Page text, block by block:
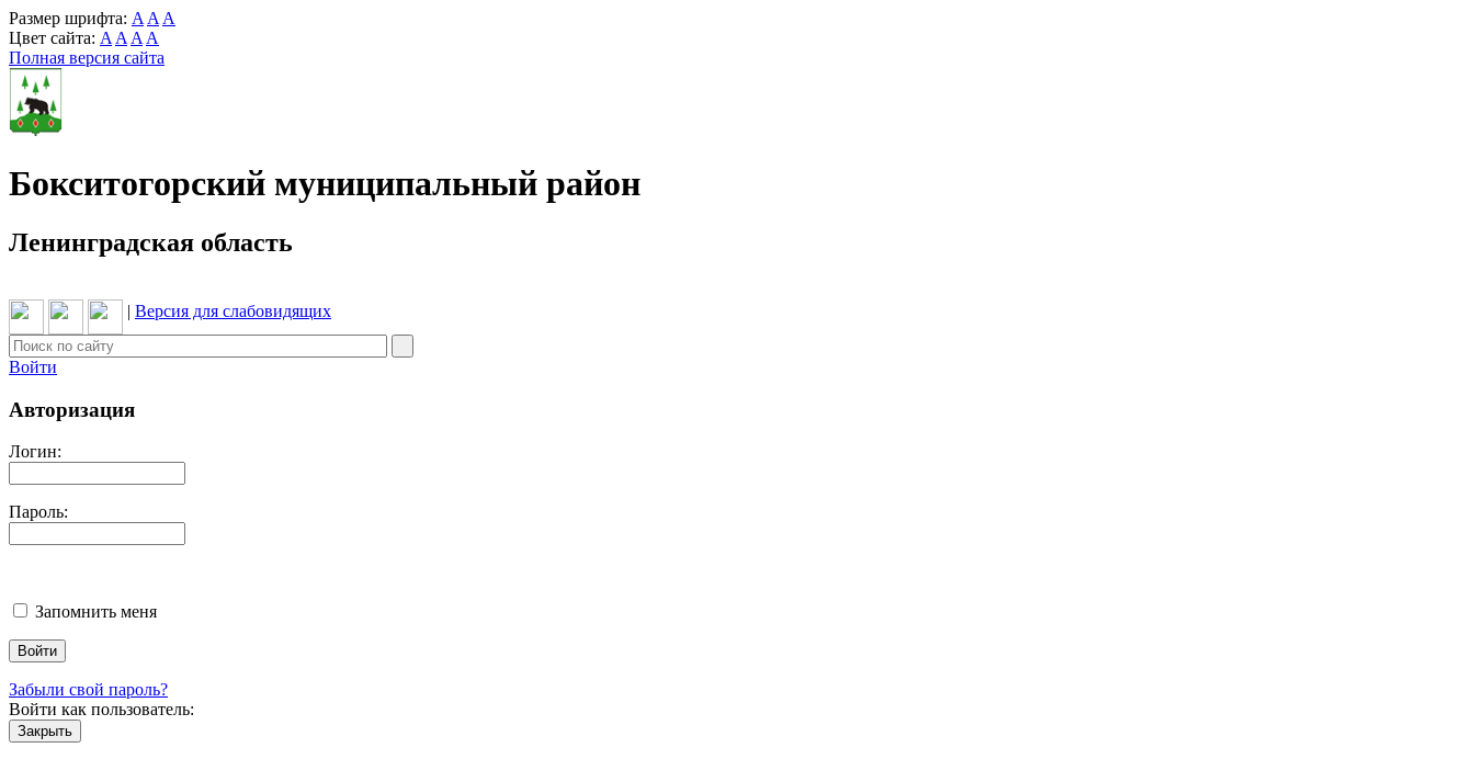
Размер шрифта: A A A
Цвет сайта: A A A A
Полная версия сайта
Бокситогорский муниципальный район
Ленинградская область
| Версия для слабовидящих
Войти
Авторизация
Логин:
Пароль:
Запомнить меня
Забыли свой пароль?
Войти как пользователь:
Закрыть